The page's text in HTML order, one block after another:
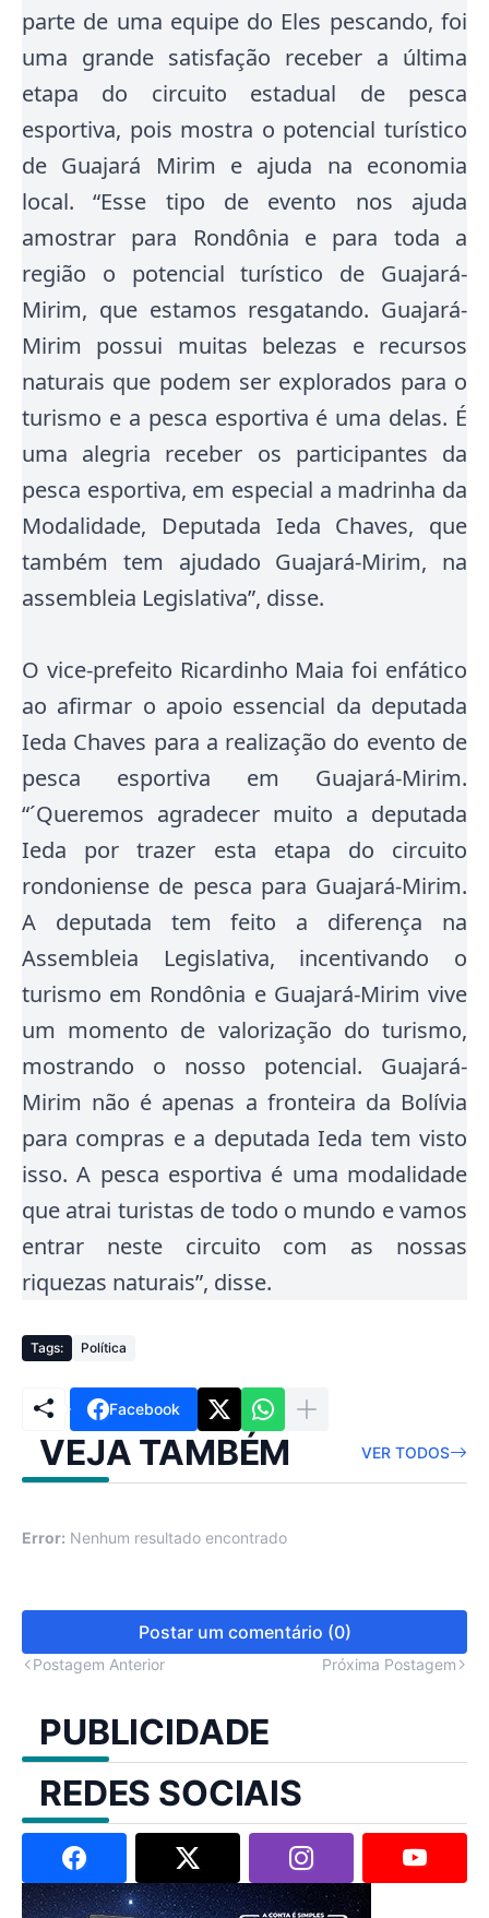
parte de uma equipe do Eles pescando, foi
uma grande satisfação receber a última
etapa do circuito estadual de pesca
esportiva, pois mostra o potencial turístico
de Guajará Mirim e ajuda na economia
local. “Esse tipo de evento nos ajuda
amostrar para Rondônia e para toda a
região o potencial turístico de Guajará-
Mirim, que estamos resgatando. Guajará-
Mirim possui muitas belezas e recursos
naturais que podem ser explorados para o
turismo e a pesca esportiva é uma delas. É
uma alegria receber os participantes da
pesca esportiva, em especial a madrinha da
Modalidade, Deputada Ieda Chaves, que
também tem ajudado Guajará-Mirim, na
assembleia Legislativa”, disse.
O vice-prefeito Ricardinho Maia foi enfático
ao afirmar o apoio essencial da deputada
Ieda Chaves para a realização do evento de
pesca esportiva em Guajará-Mirim.
“´Queremos agradecer muito a deputada
Ieda por trazer esta etapa do circuito
rondoniense de pesca para Guajará-Mirim.
A deputada tem feito a diferença na
Assembleia Legislativa, incentivando o
turismo em Rondônia e Guajará-Mirim vive
um momento de valorização do turismo,
mostrando o nosso potencial. Guajará-
Mirim não é apenas a fronteira da Bolívia
para compras e a deputada Ieda tem visto
isso. A pesca esportiva é uma modalidade
que atrai turistas de todo o mundo e vamos
entrar neste circuito com as nossas
riquezas naturais”, disse.
Tags: Política
Facebook
VEJA TAMBÉM VER TODOS
Error: Nenhum resultado encontrado
Postar um comentário (0)
Postagem Anterior Próxima Postagem
PUBLICIDADE
REDES SOCIAIS